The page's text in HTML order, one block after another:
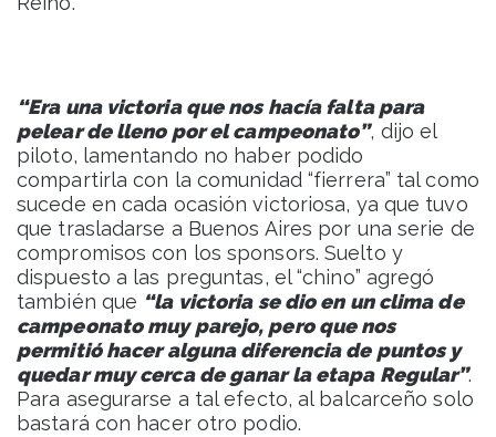
“Era una victoria que nos hacía falta para
pelear de lleno por el campeonato”, dijo el
piloto, lamentando no haber podido
compartirla con la comunidad “fierrera” tal como
sucede en cada ocasión victoriosa, ya que tuvo
que trasladarse a Buenos Aires por una serie de
compromisos con los sponsors. Suelto y
dispuesto a las preguntas, el “chino” agregó
también que “la victoria se dio en un clima de
campeonato muy parejo, pero que nos
permitió hacer alguna diferencia de puntos y
quedar muy cerca de ganar la etapa Regular”.
Para asegurarse a tal efecto, al balcarceño solo
bastará con hacer otro podio.